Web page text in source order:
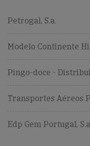
Petrogal, S.a.
Modelo Continente
Pingo-doce -
Transportes Aéreos
Edp Gem Portugal, S.a